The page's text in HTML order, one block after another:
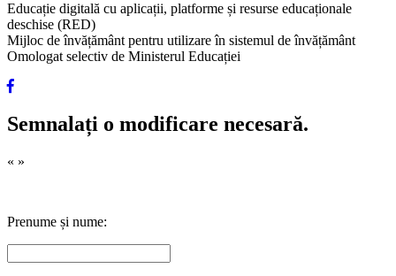
Educație digitală cu aplicații, platforme și resurse educaționale
deschise (RED)
Mijloc de învățământ pentru utilizare în sistemul de învățământ
Omologat selectiv de Ministerul Educației
Semnalați o modificare necesară.
« »
Prenume și nume: